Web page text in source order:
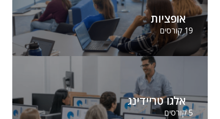
אופציות
19 קורסים
אלגו טריידינג
5 קורסים